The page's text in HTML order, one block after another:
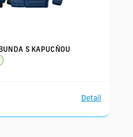
S KAPUCŇOU
Detail